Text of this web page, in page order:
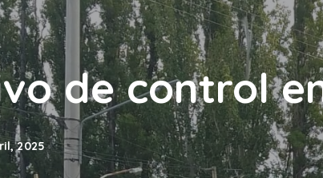
de control
2025